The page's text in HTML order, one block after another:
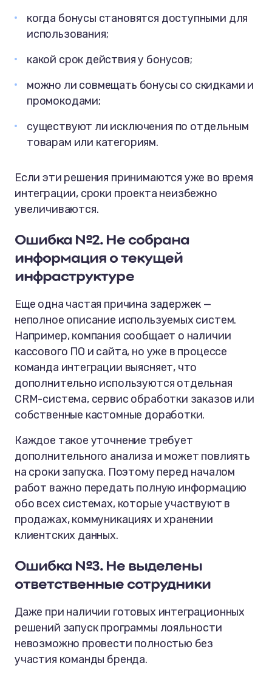
когда бонусы становятся доступными для
использования;
какой срок действия у бонусов;
можно ли совмещать бонусы со скидками и
промокодами;
существуют ли исключения по отдельным
товарам или категориям.
Если эти решения принимаются уже во время
интеграции, сроки проекта неизбежно
увеличиваются.
Ошибка №2. Не собрана
информация о текущей
инфраструктуре
Еще одна частая причина задержек —
неполное описание используемых систем.
Например, компания сообщает о наличии
кассового ПО и сайта, но уже в процессе
команда интеграции выясняет, что
дополнительно используются отдельная
CRM-система, сервис обработки заказов или
собственные кастомные доработки.
Каждое такое уточнение требует
дополнительного анализа и может повлиять
на сроки запуска. Поэтому перед началом
работ важно передать полную информацию
обо всех системах, которые участвуют в
продажах, коммуникациях и хранении
клиентских данных.
Ошибка №3. Не выделены
ответственные сотрудники
Даже при наличии готовых интеграционных
решений запуск программы лояльности
невозможно провести полностью без
участия команды бренда.